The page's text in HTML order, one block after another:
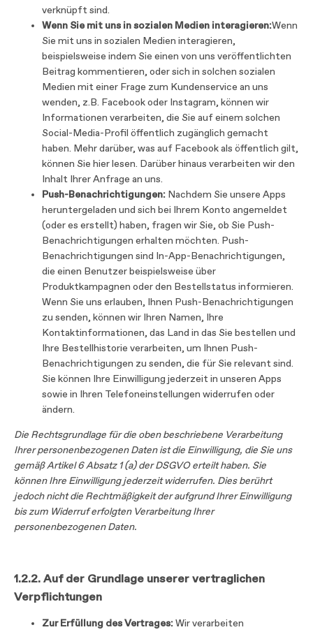
verknüpft sind.
Wenn Sie mit uns in sozialen Medien interagieren:Wenn
Sie mit uns in sozialen Medien interagieren,
beispielsweise indem Sie einen von uns veröffentlichten
Beitrag kommentieren, oder sich in solchen sozialen
Medien mit einer Frage zum Kundenservice an uns
wenden, z.B. Facebook oder Instagram, können wir
Informationen verarbeiten, die Sie auf einem solchen
Social-Media-Profil öffentlich zugänglich gemacht
haben. Mehr darüber, was auf Facebook als öffentlich gilt,
können Sie hier lesen. Darüber hinaus verarbeiten wir den
Inhalt Ihrer Anfrage an uns.
Push-Benachrichtigungen: Nachdem Sie unsere Apps
heruntergeladen und sich bei Ihrem Konto angemeldet
(oder es erstellt) haben, fragen wir Sie, ob Sie Push-
Benachrichtigungen erhalten möchten. Push-
Benachrichtigungen sind In-App-Benachrichtigungen,
die einen Benutzer beispielsweise über
Produktkampagnen oder den Bestellstatus informieren.
Wenn Sie uns erlauben, Ihnen Push-Benachrichtigungen
zu senden, können wir Ihren Namen, Ihre
Kontaktinformationen, das Land in das Sie bestellen und
Ihre Bestellhistorie verarbeiten, um Ihnen Push-
Benachrichtigungen zu senden, die für Sie relevant sind.
Sie können Ihre Einwilligung jederzeit in unseren Apps
sowie in Ihren Telefoneinstellungen widerrufen oder
ändern.
Die Rechtsgrundlage für die oben beschriebene Verarbeitung
Ihrer personenbezogenen Daten ist die Einwilligung, die Sie uns
gemäß Artikel 6 Absatz 1 (a) der DSGVO erteilt haben. Sie
können Ihre Einwilligung jederzeit widerrufen. Dies berührt
jedoch nicht die Rechtmäßigkeit der aufgrund Ihrer Einwilligung
bis zum Widerruf erfolgten Verarbeitung Ihrer
personenbezogenen Daten.
1.2.2. Auf der Grundlage unserer vertraglichen
Verpflichtungen
Zur Erfüllung des Vertrages:Wir verarbeiten